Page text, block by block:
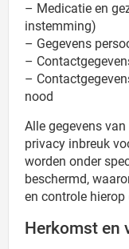
– Medicatie en
instemming)
– Gegevens
–
–
nood
Alle gegevens
privacy inbreuk
worden onder
beschermd,
en controle
Herkomst en